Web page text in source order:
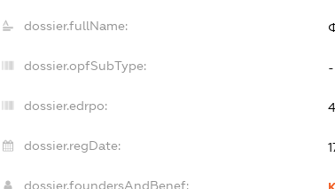
dossier.fullName:
dossier.opfSubType: -
dossier.edrpo:
dossier.regDate:
dossier.foundersAndBenef: